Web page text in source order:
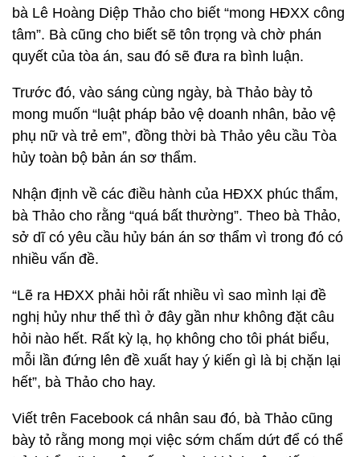
bà Lê Hoàng Diệp Thảo cho biết “mong HĐXX công
tâm”. Bà cũng cho biết sẽ tôn trọng và chờ phán
quyết của tòa án, sau đó sẽ đưa ra bình luận.
Trước đó, vào sáng cùng ngày, bà Thảo bày tỏ
mong muốn “luật pháp bảo vệ doanh nhân, bảo vệ
phụ nữ và trẻ em”, đồng thời bà Thảo yêu cầu Tòa
hủy toàn bộ bản án sơ thẩm.
Nhận định về các điều hành của HĐXX phúc thẩm,
bà Thảo cho rằng “quá bất thường”. Theo bà Thảo,
sở dĩ có yêu cầu hủy bán án sơ thẩm vì trong đó có
nhiều vấn đề.
“Lẽ ra HĐXX phải hỏi rất nhiều vì sao mình lại đề
nghị hủy như thế thì ở đây gần như không đặt câu
hỏi nào hết. Rất kỳ lạ, họ không cho tôi phát biểu,
mỗi lần đứng lên đề xuất hay ý kiến gì là bị chặn lại
hết”, bà Thảo cho hay.
Viết trên Facebook cá nhân sau đó, bà Thảo cũng
bày tỏ rằng mong mọi việc sớm chấm dứt để có thể